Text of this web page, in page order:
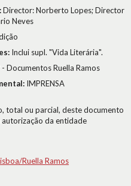
Director: Norberto Lopes; Director
Neves
Inclui supl. "Vida Literária".
- Documentos Ruella Ramos
IMPRENSA
total ou parcial, deste documento
da entidade
Ruella Ramos